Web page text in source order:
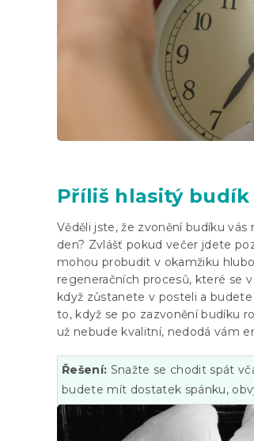
Příliš hlasitý budík
Věděli jste, že zvonění budíku
den? Zvlášť pokud večer jdete
mohou probudit v okamžiku
regeneračních procesů, které se
když zůstanete v posteli a
to, když se po zazvonění budíku
už nebude kvalitní, nedodá vám
Řešení: Snažte se chodit spát
budete mít dostatek spánku,